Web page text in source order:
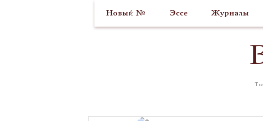
Новый № Эссе Журналы